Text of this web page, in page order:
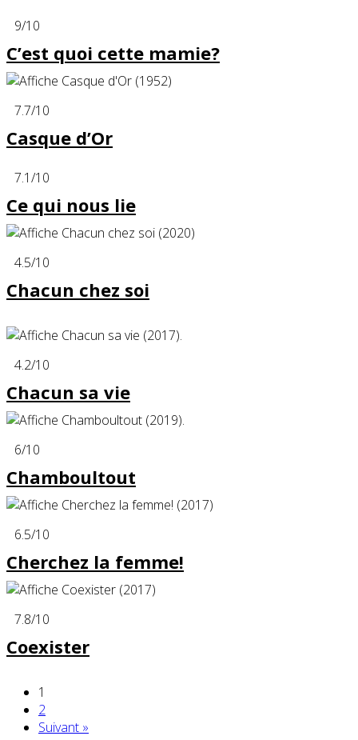
9/10
C’est quoi cette mamie?
7.7/10
Casque d’Or
7.1/10
Ce qui nous lie
4.5/10
Chacun chez soi
4.2/10
Chacun sa vie
6/10
Chamboultout
6.5/10
Cherchez la femme!
7.8/10
Coexister
1
2
Suivant »